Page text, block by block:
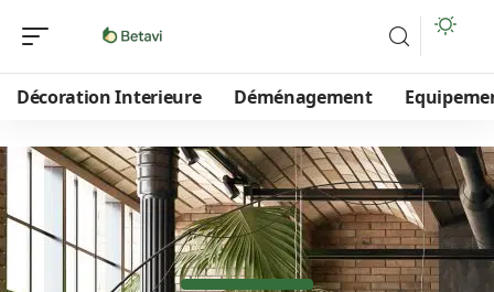
Décoration Interieure Déménagement